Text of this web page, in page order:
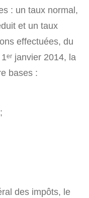
: un taux normal,
et un taux
effectuées, du
janvier 2014, la
bases :
des impôts, le